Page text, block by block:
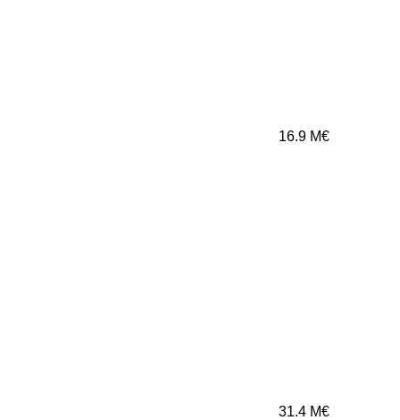
16.9 M€
31.4 M€